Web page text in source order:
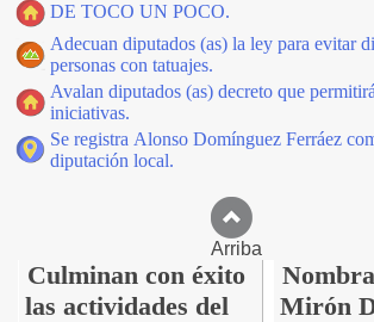
DE TOCO UN POCO.
Adecuan diputados (as) la ley para evitar
personas con tatuajes.
Avalan diputados (as) decreto que
iniciativas.
Se registra Alonso Domínguez Ferráez
diputación local.
Arriba
Culminan con éxito
las actividades del
Mirón